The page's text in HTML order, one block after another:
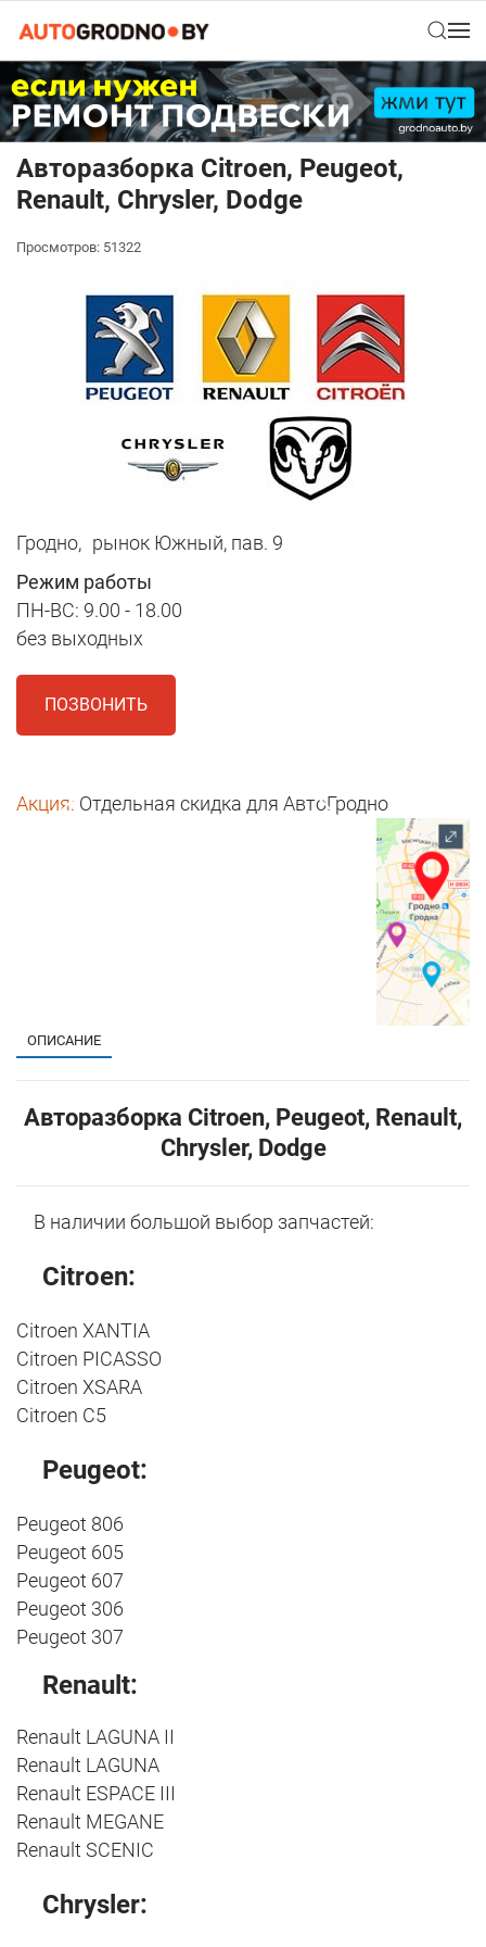
Авторазборка Citroen, Peugeot,
Renault, Chrysler, Dodge
Просмотров: 51322
Гродно, рынок Южный, пав. 9
Режим работы
ПН-ВС: 9.00 - 18.00
без выходных
ПОЗВОНИТЬ
Акция: Отдельная скидка для АвтоГродно
ОПИСАНИЕ
Авторазборка Citroen, Peugeot, Renault,
Chrysler, Dodge
В наличии большой выбор запчастей:
Citroen:
Citroen XANTIA
Citroen PICASSO
Citroen XSARA
Citroen C5
Peugeot:
Peugeot 806
Peugeot 605
Peugeot 607
Peugeot 306
Peugeot 307
Renault:
Renault LAGUNA II
Renault LAGUNA
Renault ESPACE III
Renault MEGANE
Renault SCENIC
Chrysler: